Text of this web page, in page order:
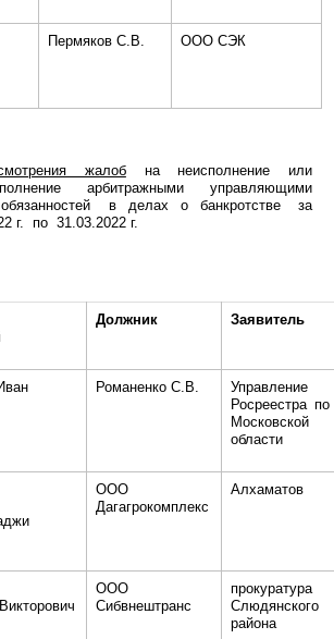
Пермяков С.В. ООО СЭК
жалобна неисполнение или
арбитражными управляющими
обязанностей в делах о банкротстве за
г. по 31.03.2022 г.
Должник Заявитель
Иван
Романенко С.В.
Управление
Росреестра по
Московской
области
ООО
Дагагрокомплекс
Алхаматов
ООО
Сибвнештранс
прокуратура
Слюдянского
района